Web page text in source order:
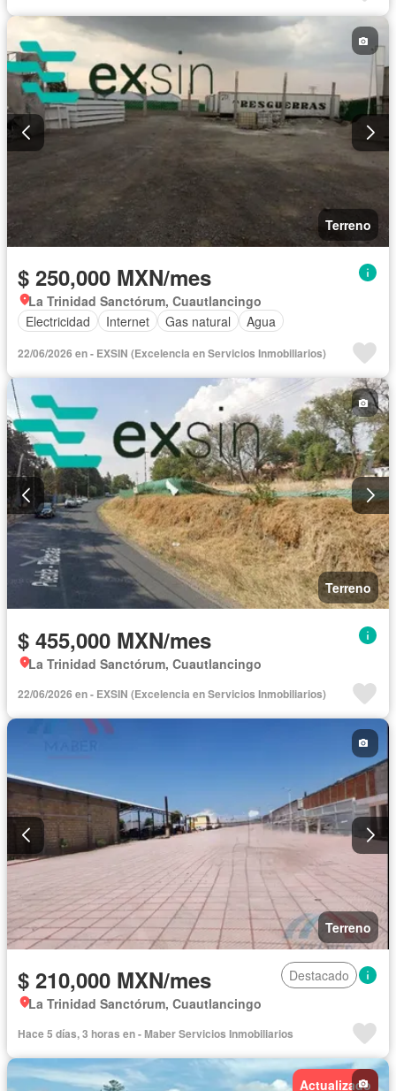
Terreno
$ 250,000 MXN/mes
La Trinidad Sanctórum, Cuautlancingo
Electricidad
Internet Gas natural Agua
22/06/2026 en - EXSIN (Excelencia en Servicios Inmobiliarios)
Terreno
$ 455,000 MXN/mes
La Trinidad Sanctórum, Cuautlancingo
22/06/2026 en - EXSIN (Excelencia en Servicios Inmobiliarios)
Terreno
$ 210,000 MXN/mes
Destacado
La Trinidad Sanctórum, Cuautlancingo
Hace 5 días, 3 horas en - Maber Servicios Inmobiliarios
Actualizado